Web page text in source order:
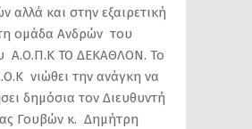
αλλά και στην εξαιρετική
ομάδα Ανδρών του
Α.Ο.Π.Κ ΤΟ ΔΕΚΑΘΛΟΝ. Το
νιώθει την ανάγκη να
δημόσια τον Διευθυντή
Γουβών κ. Δημήτρη